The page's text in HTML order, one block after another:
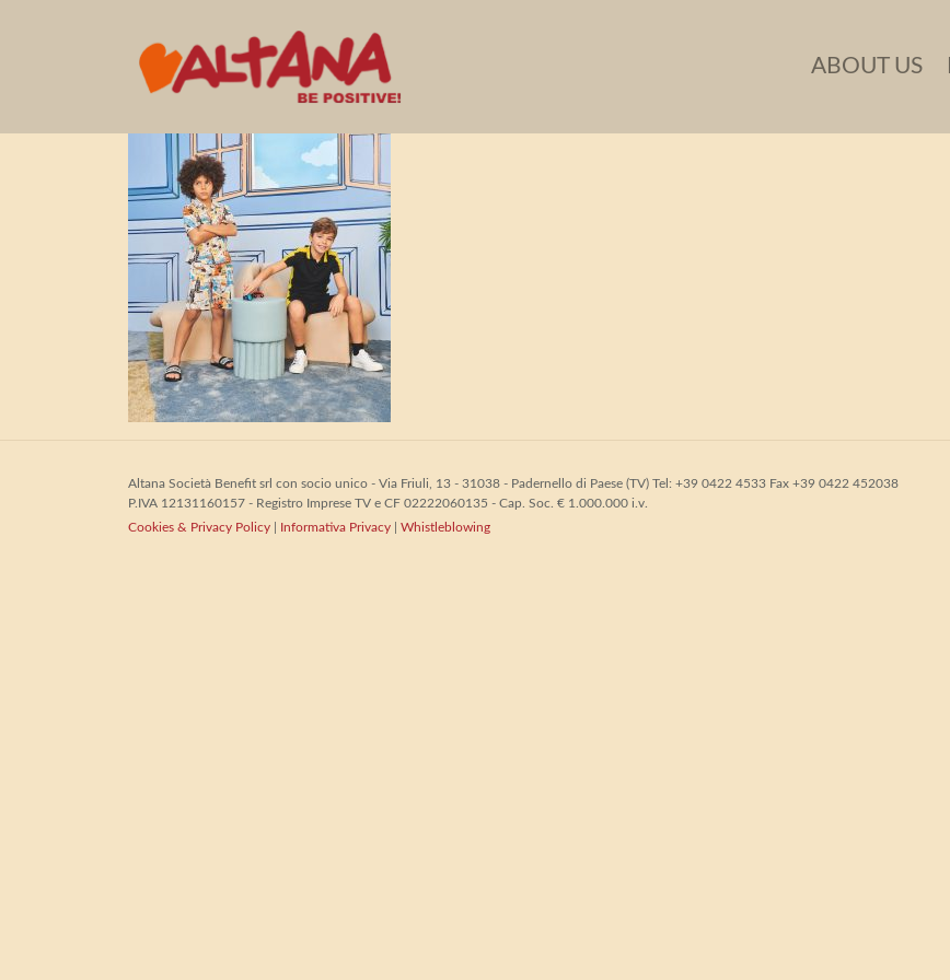
ABOUT US
Moschino_SS23_0252
Altana Società Benefit srl con socio unico - Via Friuli, 13 - 31038 - Padernello di Paese (TV) Tel: +39 0422 4533 Fax +39 0422 452038
P.IVA 12131160157 - Registro Imprese TV e CF 02222060135 - Cap. Soc. € 1.000.000 i.v.
Cookies & Privacy Policy
Informativa Privacy Whistleblowing